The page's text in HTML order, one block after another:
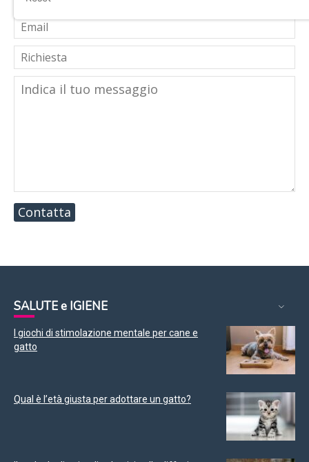
Contatta
SALUTE e IGIENE
I giochi di stimolazione mentale per cane e
gatto
Qual è l’età giusta per adottare un gatto?